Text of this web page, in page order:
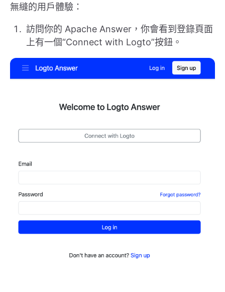
無縫的用戶體驗：
訪問你的 Apache Answer，你會看到登錄頁面
上有一個“Connect with Logto”按鈕。